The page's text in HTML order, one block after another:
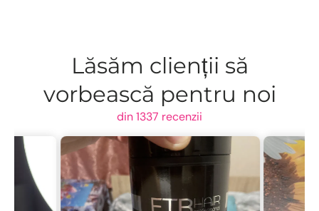
Lăsăm clienții să
vorbească pentru noi
din 1337 recenzii